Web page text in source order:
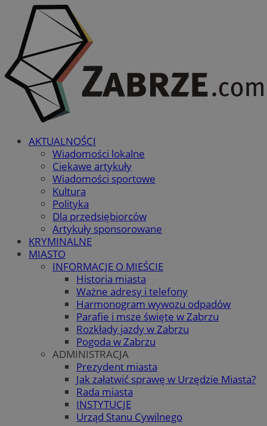
AKTUALNOŚCI
Wiadomości lokalne
Ciekawe artykuły
Wiadomości sportowe
Kultura
Polityka
Dla przedsiębiorców
Artykuły sponsorowane
KRYMINALNE
MIASTO
INFORMACJE O MIEŚCIE
Historia miasta
Ważne adresy i telefony
Harmonogram wywozu odpadów
Parafie i msze święte w Zabrzu
Rozkłady jazdy w Zabrzu
Pogoda w Zabrzu
ADMINISTRACJA
Prezydent miasta
Jak załatwić sprawę w Urzędzie Miasta?
Rada miasta
INSTYTUCJE
Urząd Stanu Cywilnego